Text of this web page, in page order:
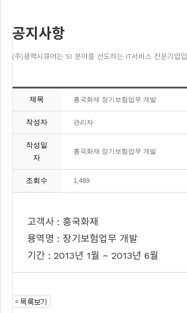
공지사항
(주)광맥시큐어는 SI 분야를 선도하는 IT서비스 전문기업
제목 흥국화재 장기보험업무 개발
작성자 관리자
작성일
자
흥국화재 장기보험업무 개발
조회수 1,489
고객사 : 흥국화재
용역명 : 장기보험업무 개발
기간 : 2013년 1월 ~ 2013년 6월